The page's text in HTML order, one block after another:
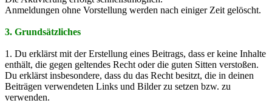
Anmeldungen ohne Vorstellung werden nach einiger Zeit gelöscht.
3. Grundsätzliches
1. Du erklärst mit der Erstellung eines Beitrags, dass er keine Inhalte
enthält, die gegen geltendes Recht oder die guten Sitten verstoßen.
Du erklärst insbesondere, dass du das Recht besitzt, die in deinen
Beiträgen verwendeten Links und Bilder zu setzen bzw. zu
verwenden.